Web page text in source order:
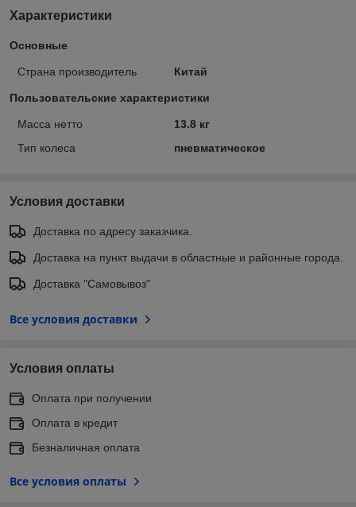
Характеристики
Основные
Страна производитель Китай
Пользовательские характеристики
Масса нетто
13.8 кг
Тип колеса
пневматическое
Условия доставки
Доставка по адресу заказчика.
Доставка на пункт выдачи в областные и районные города.
Доставка "Самовывоз"
Все условия доставки
Условия оплаты
Оплата при получении
Оплата в кредит
Безналичная оплата
Все условия оплаты